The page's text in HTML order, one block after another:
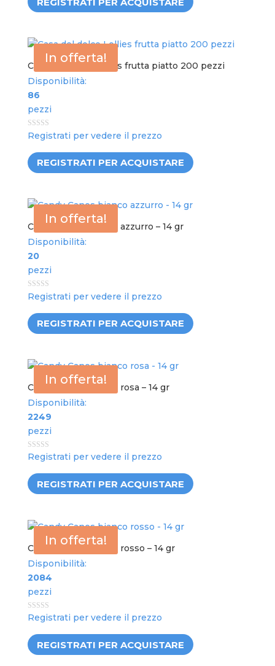
In offerta!
Casa del dolce Lollies frutta piatto 200 pezzi
Disponibilità:
86
pezzi
0
out
5
Registrati per vedere il prezzo
REGISTRATI PER ACQUISTARE
In offerta!
Candy Canes bianco azzurro – 14 gr
Disponibilità:
20
pezzi
0
out
5
Registrati per vedere il prezzo
REGISTRATI PER ACQUISTARE
In offerta!
Candy Canes bianco rosa – 14 gr
Disponibilità:
2249
pezzi
0
out
5
Registrati per vedere il prezzo
REGISTRATI PER ACQUISTARE
In offerta!
Candy Canes bianco rosso – 14 gr
Disponibilità:
2084
pezzi
0
out
5
Registrati per vedere il prezzo
REGISTRATI PER ACQUISTARE